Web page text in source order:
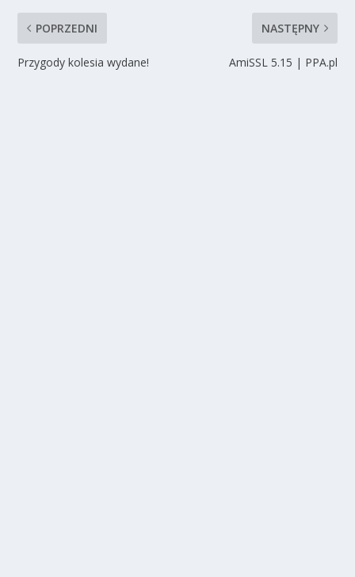
POPRZEDNI
Przygody kolesia wydane!
NASTĘPNY
AmiSSL 5.15 | PPA.pl